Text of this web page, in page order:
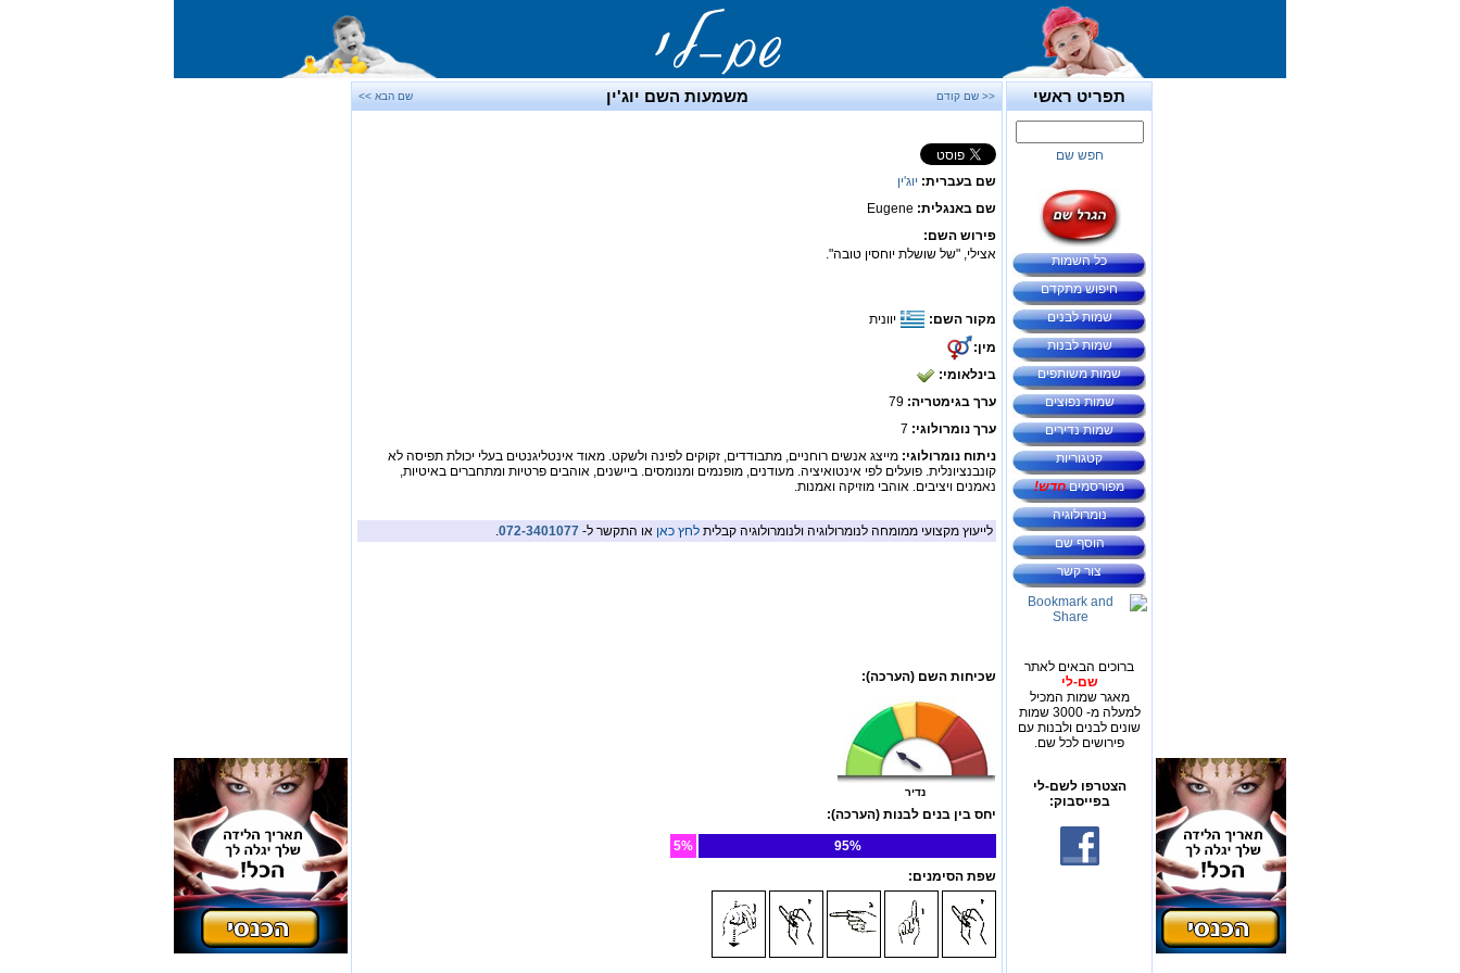
תפריט ראשי
חפש שם
כל השמות
חיפוש מתקדם
שמות לבנים
שמות לבנות
שמות משותפים
שמות נפוצים
שמות נדירים
קטגוריות
מפורסמיםחדש!
נומרולוגיה
הוסף שם
צור קשר
ברוכים הבאים לאתר
שם-לי
מאגר שמות המכיל
למעלה מ- 3000 שמות
שונים לבנים ולבנות עם
פירושים לכל שם.
הצטרפו לשם-לי
בפייסבוק:
<< שם קודם משמעות השם יוג'ין שם הבא >>
שם בעברית: יוג'ין
שם באנגלית: Eugene
פירוש השם:
אצילי, "של שושלת יוחסין טובה".
מקור השם:
יוונית
מין:
בינלאומי:
ערך בגימטריה:
ערך נומרולוגי: 7
ניתוח נומרולוגי: מייצג אנשים רוחניים, מתבודדים, זקוקים לפינה ולשקט. מאוד אינטליגנטים בעלי יכולת תפיסה לא
קונבנציונלית. פועלים לפי אינטואיציה. מעודנים, מופנמים ומנומסים. ביישנים, אוהבים פרטיות ומתחברים באיטיות,
נאמנים ויציבים. אוהבי מוזיקה ואמנות.
לייעוץ מקצועי ממומחה לנומרולוגיה ולנומרולוגיה קבלית לחץ כאן או התקשר ל- 072-3401077
.
שכיחות השם (הערכה):
נדיר
יחס בין בנים לבנות (הערכה):
95%
5%
שפת הסימנים: